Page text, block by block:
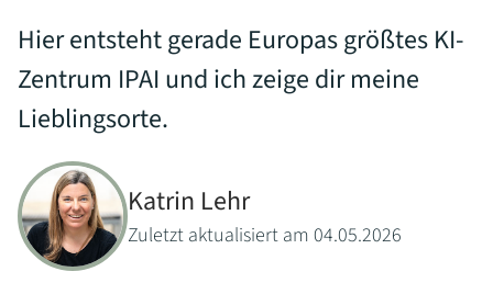
Hier entsteht gerade Europas größtes KI-
Zentrum IPAI und ich zeige dir meine
Lieblingsorte.
Katrin Lehr
Zuletzt aktualisiert am 04.05.2026